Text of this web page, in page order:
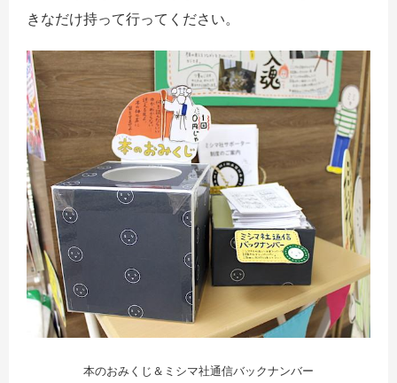
きなだけ持って行ってください。
本のおみくじ＆ミシマ社通信バックナンバー